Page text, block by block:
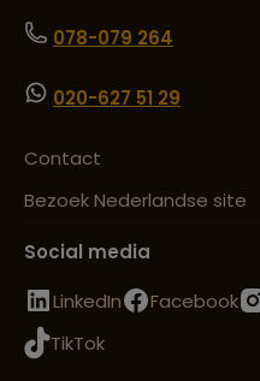
078-079 264
020-627 51 29
Contact
Bezoek Nederlandse site
Social media
LinkedIn
Facebook
TikTok